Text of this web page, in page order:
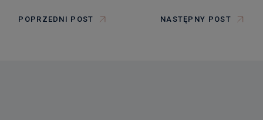
POPRZEDNI POST NASTĘPNY POST